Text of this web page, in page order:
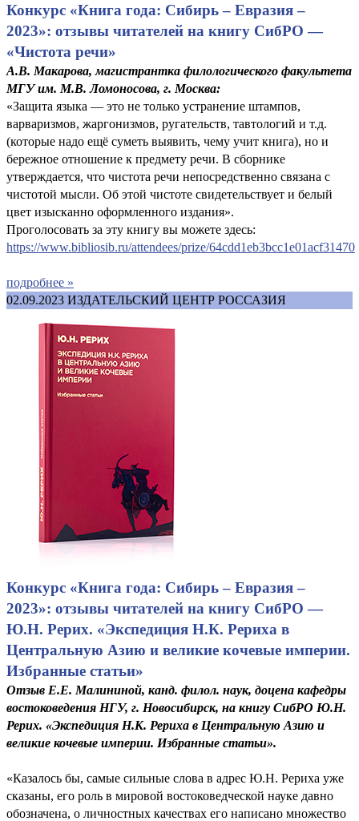
Конкурс «Книга года: Сибирь – Евразия –
2023»: отзывы читателей на книгу СибРО —
«Чистота речи»
А.В. Макарова, магистрантка филологического факультета
МГУ им. М.В. Ломоносова, г. Москва:
«Защита языка — это не только устранение штампов,
варваризмов, жаргонизмов, ругательств, тавтологий и т.д.
(которые надо ещё суметь выявить, чему учит книга), но и
бережное отношение к предмету речи. В сборнике
утверждается, что чистота речи непосредственно связана с
чистотой мысли. Об этой чистоте свидетельствует и белый
цвет изысканно оформленного издания».
Проголосовать за эту книгу вы можете здесь:
https://www.bibliosib.ru/attendees/prize/64cdd1eb3bcc1e01acf31470
подробнее »
02.09.2023 ИЗДАТЕЛЬСКИЙ ЦЕНТР РОССАЗИЯ
Конкурс «Книга года: Сибирь – Евразия –
2023»: отзывы читателей на книгу СибРО —
Ю.Н. Рерих. «Экспедиция Н.К. Рериха в
Центральную Азию и великие кочевые империи.
Избранные статьи»
Отзыв Е.Е. Малининой, канд. филол. наук, доцена кафедры
востоковедения НГУ, г. Новосибирск, на книгу СибРО Ю.Н.
Рерих. «Экспедиция Н.К. Рериха в Центральную Азию и
великие кочевые империи. Избранные статьи».
«Казалось бы, самые сильные слова в адрес Ю.Н. Рериха уже
сказаны, его роль в мировой востоковедческой науке давно
обозначена, о личностных качествах его написано множество